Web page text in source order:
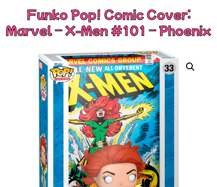
Funko Pop! Comic Cover:
Marvel – X-Men #101 – Phoenix